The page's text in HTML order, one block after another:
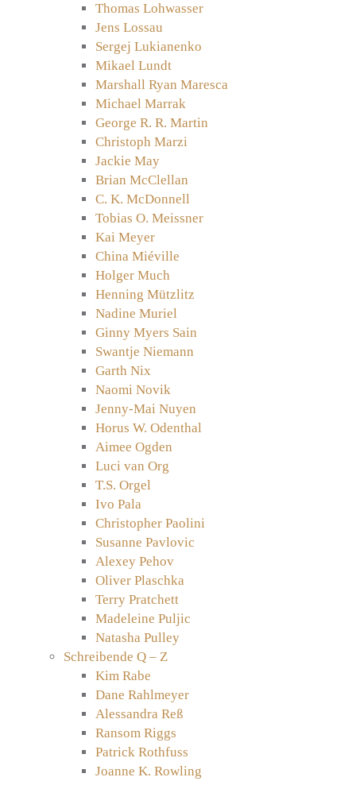
Thomas Lohwasser
Jens Lossau
Sergej Lukianenko
Mikael Lundt
Marshall Ryan Maresca
Michael Marrak
George R. R. Martin
Christoph Marzi
Jackie May
Brian McClellan
C. K. McDonnell
Tobias O. Meissner
Kai Meyer
China Miéville
Holger Much
Henning Mützlitz
Nadine Muriel
Ginny Myers Sain
Swantje Niemann
Garth Nix
Naomi Novik
Jenny-Mai Nuyen
Horus W. Odenthal
Aimee Ogden
Luci van Org
T.S. Orgel
Ivo Pala
Christopher Paolini
Susanne Pavlovic
Alexey Pehov
Oliver Plaschka
Terry Pratchett
Madeleine Puljic
Natasha Pulley
Schreibende Q – Z
Kim Rabe
Dane Rahlmeyer
Alessandra Reß
Ransom Riggs
Patrick Rothfuss
Joanne K. Rowling